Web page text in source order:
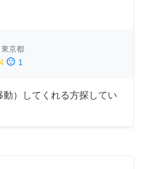
東京都
sentiment_dissatisfied 1
）してくれる方探してい